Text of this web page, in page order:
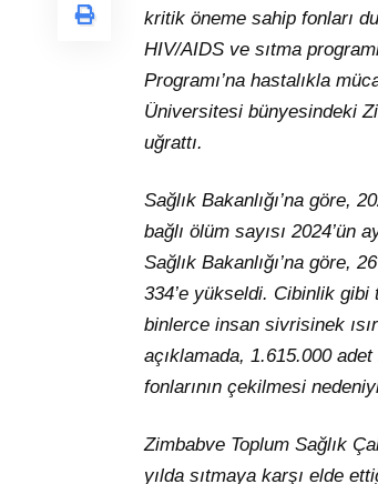
kritik öneme sahip fonları
HIV/AIDS ve sıtma
Programı’na hastalıkla
Üniversitesi bünyesindeki
uğrattı.
Sağlık Bakanlığı’na göre,
bağlı ölüm sayısı 2024’ün
Sağlık Bakanlığı’na göre,
334’e yükseldi. Cibinlik gibi
binlerce insan sivrisinek
açıklamada, 1.615.000
fonlarının çekilmesi
Zimbabve Toplum Sağlık
yılda sıtmaya karşı elde